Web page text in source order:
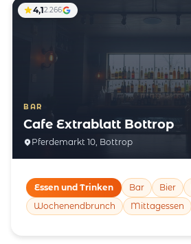
BAR
Cafe Extrablatt Bottrop
Pferdemarkt 10, Bottrop
4,12.266
Essen und Trinken Bar Bier
Wochenendbrunch
Mittagessen